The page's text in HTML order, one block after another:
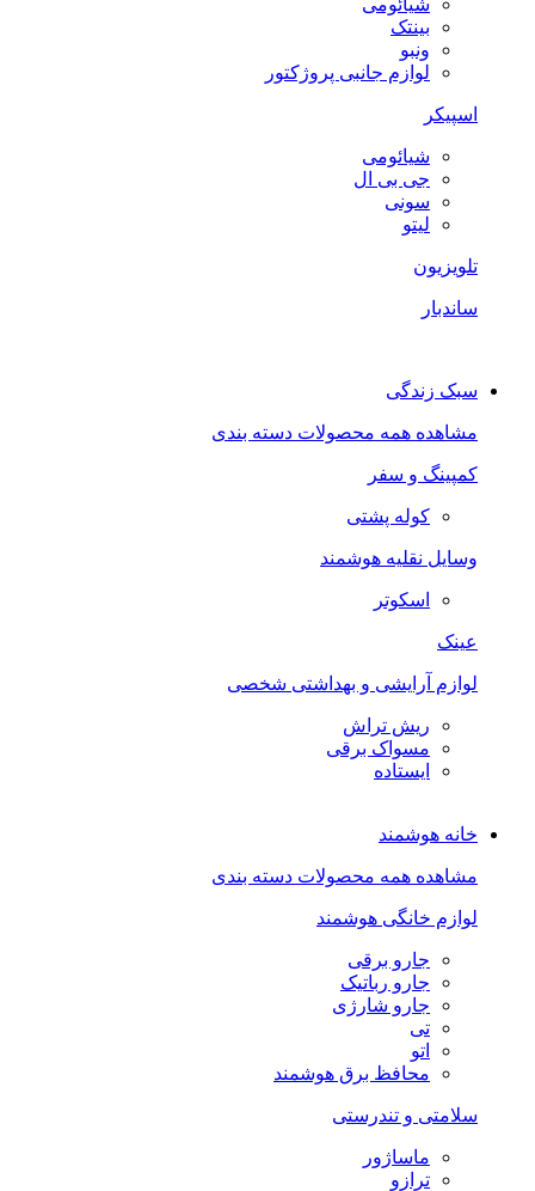
شیائومی
بینتک
ونبو
لوازم جانبی پروژکتور
اسپیکر
شیائومی
جی بی ال
سونی
لیتو
تلویزیون
ساندبار
سبک زندگی
مشاهده همه محصولات دسته بندی
کمپینگ و سفر
کوله پشتی
وسایل نقلیه هوشمند
اسکوتر
عینک
لوازم آرایشی و بهداشتی شخصی
ریش تراش
مسواک برقی
ایستاده
خانه هوشمند
مشاهده همه محصولات دسته بندی
لوازم خانگی هوشمند
جارو برقی
جارو رباتیک
جارو شارژی
تی
اتو
محافظ برق هوشمند
سلامتی و تندرستی
ماساژور
ترازو